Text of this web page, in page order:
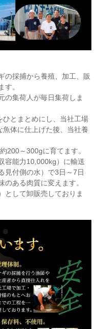
の採捕から養殖、加工、販
す。
の集荷人が毎日集荷しま
とまとめにし、当社工場
体に仕上げた後、当社養
200～300gに育てます。
容能力10,000kg）に輸送
見付側の水）で3日～7日
のある肉質に変えます。
として卸販売しておりま